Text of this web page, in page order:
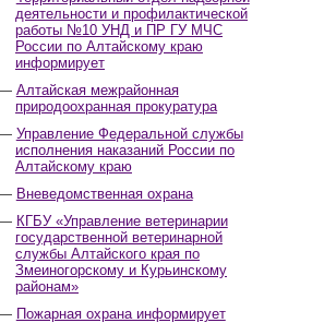
деятельности и профилактической
работы №10 УНД и ПР ГУ МЧС
России по Алтайскому краю
информирует
Алтайская межрайонная
природоохранная прокуратура
Управление Федеральной службы
исполнения наказаний России по
Алтайскому краю
Вневедомственная охрана
КГБУ «Управление ветеринарии
государственной ветеринарной
службы Алтайского края по
Змеиногорскому и Курьинскому
районам»
Пожарная охрана информирует